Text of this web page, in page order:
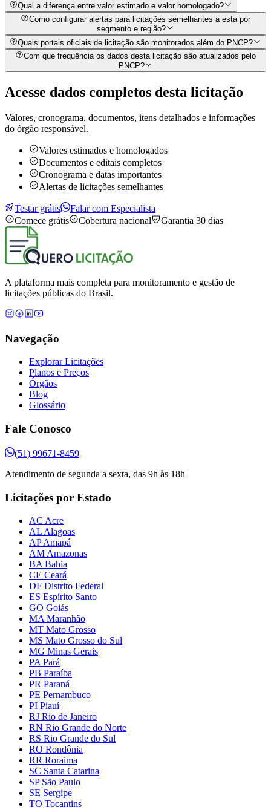
Qual a diferença entre valor estimado e valor homologado?
Como configurar alertas para licitações semelhantes a esta por
segmento e região?
Quais portais oficiais de licitação são monitorados além do PNCP?
Com que frequência os dados desta licitação são atualizados pelo
PNCP?
Acesse dados completos desta licitação
Valores, cronograma, documentos, itens detalhados e informações
do órgão responsável.
Valores estimados e homologados
Documentos e editais completos
Cronograma e datas importantes
Alertas de licitações semelhantes
Testar grátis
Falar com Especialista
Comece grátis
Cobertura nacional Garantia 30 dias
A plataforma mais completa para monitoramento e gestão de
licitações públicas do Brasil.
Navegação
Explorar Licitações
Planos e Preços
Órgãos
Blog
Glossário
Fale Conosco
(51) 99671-8459
Atendimento de segunda a sexta, das 9h às 18h
Licitações por Estado
AC Acre
AL Alagoas
AP Amapá
AM Amazonas
BA Bahia
CE Ceará
DF Distrito Federal
ES Espírito Santo
GO Goiás
MA Maranhão
MT Mato Grosso
MS Mato Grosso do Sul
MG Minas Gerais
PA Pará
PB Paraíba
PR Paraná
PE Pernambuco
PI Piauí
RJ Rio de Janeiro
RN Rio Grande do Norte
RS Rio Grande do Sul
RO Rondônia
RR Roraima
SC Santa Catarina
SP São Paulo
SE Sergipe
TO Tocantins